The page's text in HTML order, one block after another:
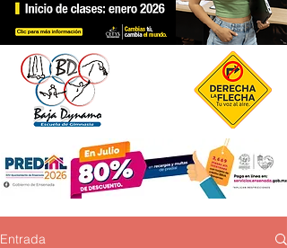
Entrada